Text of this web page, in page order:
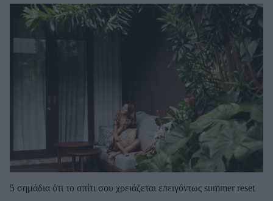
5 σημάδια ότι το σπίτι σου χρειάζεται επειγόντως summer reset